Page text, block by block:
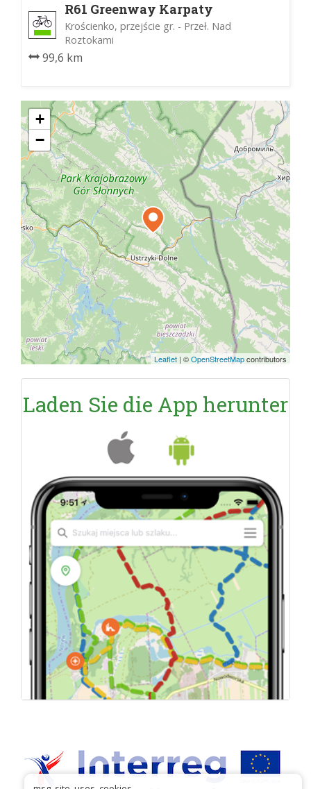
R61 Greenway Karpaty
Wschodnie
Krościenko, przejście gr. - Przeł. Nad
Roztokami
99,6 km
+
−
Leaflet | ©OpenStreetMapcontributors
Laden Sie die App herunter